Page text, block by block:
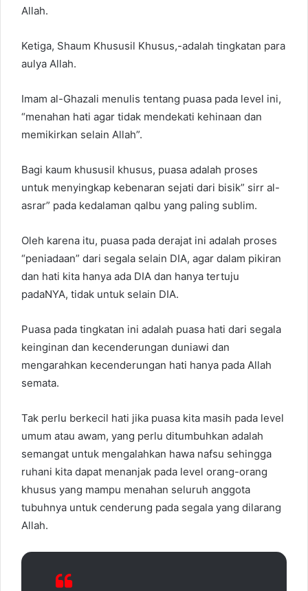
Allah.
Ketiga, Shaum Khususil Khusus,-adalah tingkatan para
aulya Allah.
Imam al-Ghazali menulis tentang puasa pada level ini,
“menahan hati agar tidak mendekati kehinaan dan
memikirkan selain Allah”.
Bagi kaum khususil khusus, puasa adalah proses
untuk menyingkap kebenaran sejati dari bisik” sirr al-
asrar” pada kedalaman qalbu yang paling sublim.
Oleh karena itu, puasa pada derajat ini adalah proses
“peniadaan” dari segala selain DIA, agar dalam pikiran
dan hati kita hanya ada DIA dan hanya tertuju
padaNYA, tidak untuk selain DIA.
Puasa pada tingkatan ini adalah puasa hati dari segala
keinginan dan kecenderungan duniawi dan
mengarahkan kecenderungan hati hanya pada Allah
semata.
Tak perlu berkecil hati jika puasa kita masih pada level
umum atau awam, yang perlu ditumbuhkan adalah
semangat untuk mengalahkan hawa nafsu sehingga
ruhani kita dapat menanjak pada level orang-orang
khusus yang mampu menahan seluruh anggota
tubuhnya untuk cenderung pada segala yang dilarang
Allah.